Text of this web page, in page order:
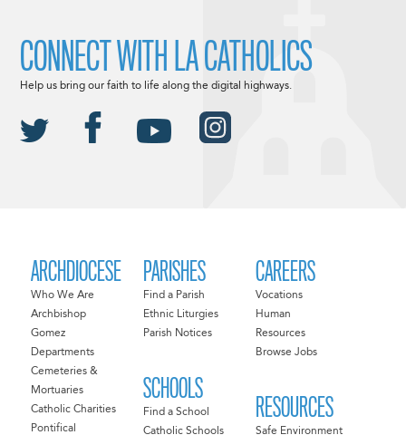
ARCHDIOCESE
Who We Are
Archbishop
Gomez
Departments
Cemeteries &
Mortuaries
Catholic Charities
Pontifical
PARISHES
Find a Parish
Ethnic Liturgies
Parish Notices
SCHOOLS
Find a School
Catholic Schools
CAREERS
Vocations
Human
Resources
Browse Jobs
RESOURCES
Safe Environment
CONNECT WITH LA CATHOLICS
Help us bring our faith to life along the digital highways.